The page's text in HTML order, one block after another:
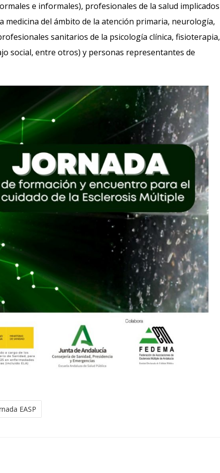
e informales), profesionales de la salud implicados
medicina del ámbito de la atención primaria, neurología,
sanitarios de la psicología clínica, fisioterapia,
social, entre otros) y personas representantes de
EASP